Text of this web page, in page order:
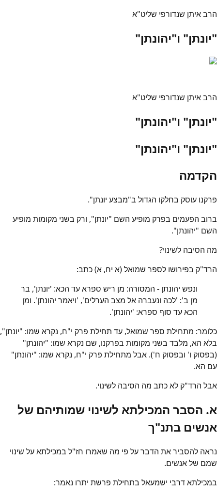
הרב איתן שנדורפי שליט"א
"יונתן" ו"יהונתן"
הרב איתן שנדורפי שליט"א
"יונתן" ו"יהונתן"
"יונתן" ו"יהונתן"
הקדמה
פרקנו עוסק בחלקו הגדול ב"מבצע יונתן".
ברוב הפעמים בפרק מופיע השם "יונתן", ורק בשני מקומות מופיע
השם "יהונתן".
מה הסיבה לשינוי?
הרד"ק בפירושו לספר שמואל (א יח, א) כתב:
ונפש יהונתן - המסורה: מן ריש ספרא עד הכא: 'יונתן', בר
מן ב': 'לכה ונעברה אל מצב הערלים', 'ויאמר יהונתן'. ומן
הכא עד סוף ספרא: 'יהונתן'.
כלומר: מתחילת ספר שמואל, עד תחילת פרק י"ח, נקרא שמו: "יונתן",
בלא הא, מלבד בשני מקומות בפרקנו, שם נקרא שמו: "יהונתן"
(בפסוק ו' ובפסוק ח'). אבל מתחילת פרק י"ח, נקרא שמו: "יהונתן"
עם הא.
אבל הרד"ק לא כתב מה הסיבה לשינוי.
א. הסבר המכילתא לשינוי שמותיהם של
אנשים בתנ"ך
נראה להסביר את הדבר על פי מה שאמרו חז"ל במכילתא על שינוי
שמם של אנשים.
במכילתא דרבי ישמעאל בתחילת פרשת יתרו נאמר: